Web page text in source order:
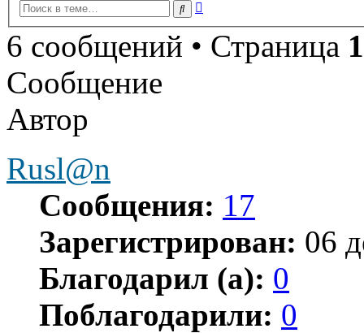
Поиск
6 сообщений • Страница 1
Сообщение
Автор
Rusl@n
Сообщения: 17
Зарегистрирован: 06
Благодарил (а): 0
Поблагодарили: 0